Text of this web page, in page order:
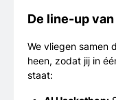
De line-up
We vliegen samen
heen, zodat jij in
staat: